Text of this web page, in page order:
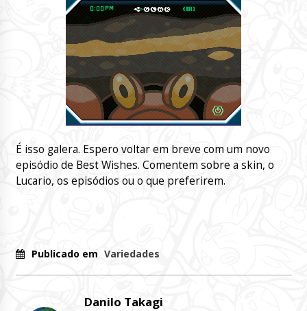
É isso galera. Espero voltar em breve com um novo
episódio de Best Wishes. Comentem sobre a skin, o
Lucario, os episódios ou o que preferirem.
Publicado em Variedades
Danilo Takagi